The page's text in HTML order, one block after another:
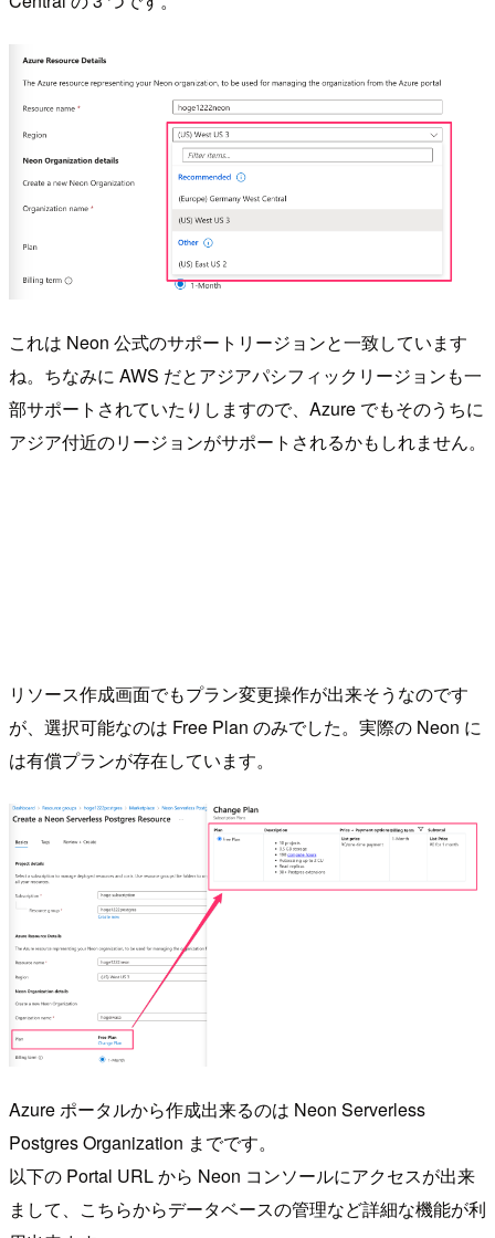
これは Neon 公式のサポートリージョンと一致しています
ね。ちなみに AWS だとアジアパシフィックリージョンも一
部サポートされていたりしますので、Azure でもそのうちに
アジア付近のリージョンがサポートされるかもしれません。
リソース作成画面でもプラン変更操作が出来そうなのです
が、選択可能なのは Free Plan のみでした。実際の Neon に
は有償プランが存在しています。
Azure ポータルから作成出来るのは Neon Serverless
Postgres Organization までです。
以下の Portal URL から Neon コンソールにアクセスが出来
まして、こちらからデータベースの管理など詳細な機能が利